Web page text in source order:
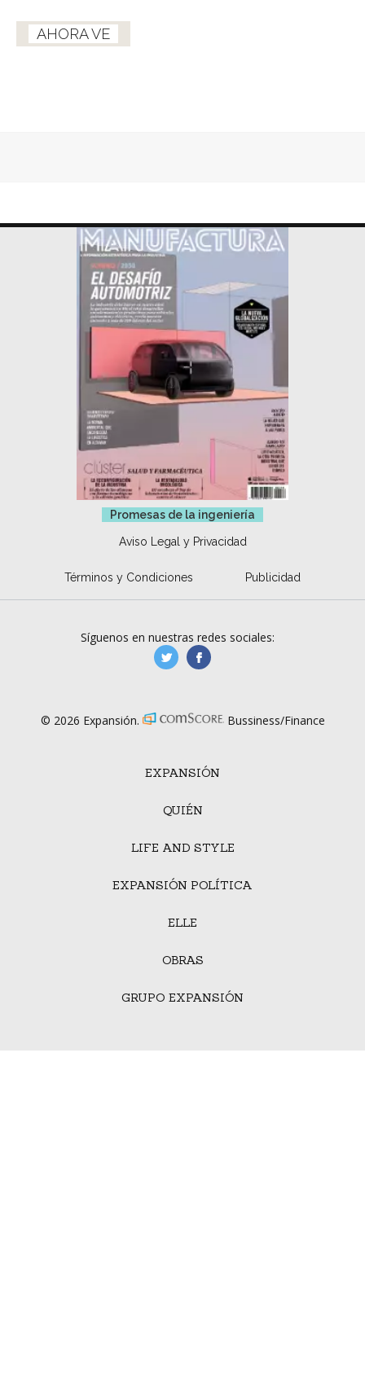
AHORA VE
Promesas de la ingeniería
Aviso Legal y Privacidad
Términos y Condiciones Publicidad
EXPANSIÓN
QUIÉN
LIFE AND STYLE
EXPANSIÓN POLÍTICA
ELLE
OBRAS
GRUPO EXPANSIÓN
Síguenos en nuestras redes sociales:
manufacturaGE
© 2026 Expansión. Bussiness/Finance